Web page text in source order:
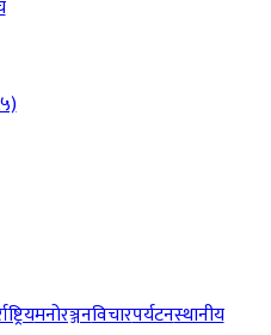
मनोरञ्जनविचारपर्यटनस्थानीय